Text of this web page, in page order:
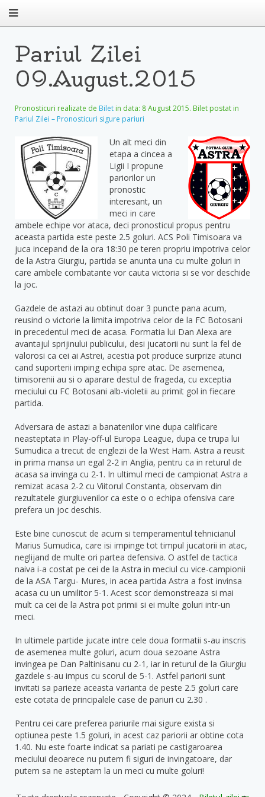
Pariul Zilei
09.August.2015
Pronosticuri realizate de Bilet in data: 8 August 2015. Bilet postat in
Pariul Zilei – Pronosticuri sigure pariuri
Un alt meci din
etapa a cincea a
Ligii I propune
pariorilor un
pronostic
interesant, un
meci in care
ambele echipe vor ataca, deci pronosticul propus pentru
aceasta partida este peste 2.5 goluri. ACS Poli Timisoara va
juca incepand de la ora 18:30 pe teren propriu impotriva celor
de la Astra Giurgiu, partida se anunta una cu multe goluri in
care ambele combatante vor cauta victoria si se vor deschide
la joc.
Gazdele de astazi au obtinut doar 3 puncte pana acum,
reusind o victorie la limita impotriva celor de la FC Botosani
in precedentul meci de acasa. Formatia lui Dan Alexa are
avantajul sprijinului publicului, desi jucatorii nu sunt la fel de
valorosi ca cei ai Astrei, acestia pot produce surprize atunci
cand suporterii imping echipa spre atac. De asemenea,
timisorenii au si o aparare destul de frageda, cu exceptia
meciului cu FC Botosani alb-violetii au primit gol in fiecare
partida.
Adversara de astazi a banatenilor vine dupa calificare
neasteptata in Play-off-ul Europa League, dupa ce trupa lui
Sumudica a trecut de englezii de la West Ham. Astra a reusit
in prima mansa un egal 2-2 in Anglia, pentru ca in returul de
acasa sa invinga cu 2-1. In ultimul meci de campionat Astra a
remizat acasa 2-2 cu Viitorul Constanta, observam din
rezultatele giurgiuvenilor ca este o o echipa ofensiva care
prefera un joc deschis.
Este bine cunoscut de acum si temperamentul tehnicianul
Marius Sumudica, care isi impinge tot timpul jucatorii in atac,
neglijand de multe ori partea defensiva. O astfel de tactica
naiva i-a costat pe cei de la Astra in meciul cu vice-campionii
de la ASA Targu- Mures, in acea partida Astra a fost invinsa
acasa cu un umilitor 5-1. Acest scor demonstreaza si mai
mult ca cei de la Astra pot primii si ei multe goluri intr-un
meci.
In ultimele partide jucate intre cele doua formatii s-au inscris
de asemenea multe goluri, acum doua sezoane Astra
invingea pe Dan Paltinisanu cu 2-1, iar in returul de la Giurgiu
gazdele s-au impus cu scorul de 5-1. Astfel pariorii sunt
invitati sa parieze aceasta varianta de peste 2.5 goluri care
este cotata de principalele case de pariuri cu 2.30 .
Pentru cei care preferea pariurile mai sigure exista si
optiunea peste 1.5 goluri, in acest caz pariorii ar obtine cota
1.40. Nu este foarte indicat sa pariati pe castigaroarea
meciului deoarece nu putem fi siguri de invingatoare, dar
putem sa ne asteptam la un meci cu multe goluri!